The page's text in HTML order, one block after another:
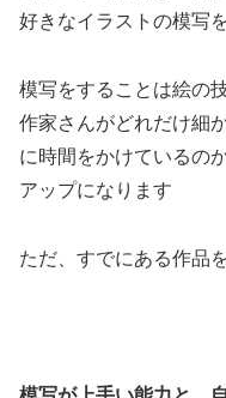
好きなイラストの模写
模写をすることは絵の
作家さんがどれだけ細
に時間をかけているの
アップになります
ただ、すでにある作品